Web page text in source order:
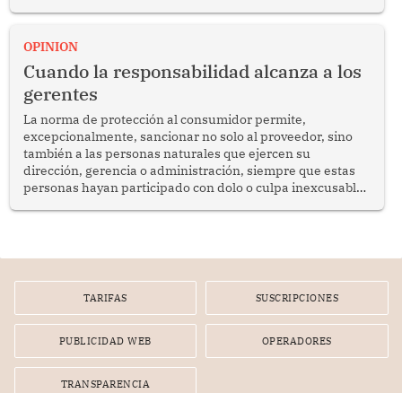
enfrenta desafíos en materia de desarrollo, cohesión
OPINION
Cuando la responsabilidad alcanza a los
gerentes
La norma de protección al consumidor permite,
excepcionalmente, sancionar no solo al proveedor, sino
también a las personas naturales que ejercen su
dirección, gerencia o administración, siempre que estas
personas hayan participado con dolo o culpa inexcusable
por la frustrada realización de un meet and greet con
TARIFAS SUSCRIPCIONES
PUBLICIDAD WEB OPERADORES
TRANSPARENCIA